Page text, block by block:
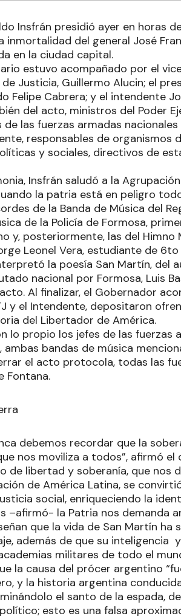
Insfrán presidió ayer en horas
inmortalidad del general José
en la ciudad capital.
estuvo acompañado por el
Justicia, Guillermo Alucin; el
Felipe Cabrera; y el intendente
del acto, ministros del Poder
de las fuerzas armadas
responsables de organismos
y sociales, directivos de
Insfrán saludó a la
la patria está en peligro
de la Banda de Música del
de la Policía de Formosa,
y, posteriormente, las del Himno
Leonel Vera, estudiante de 6to
la poesía San Martín, del
nacional por Formosa, Luis
Al finalizar, el Gobernador
y el Intendente, depositaron
del Libertador de América.
lo propio los jefes de las fuerzas
ambas bandas de música
el acto protocola, todas las
Fontana.
debemos recordar que la
nos moviliza a todos”, afirmó
de libertad y soberanía, que nos
de América Latina, se
social, enriqueciendo la
–afirmó- la Patria nos demanda
que la vida de San Martín ha
además de que su inteligencia
militares de todo el
la causa del prócer argentino
y la historia argentina
el santo de la espada,
esto es una falsa